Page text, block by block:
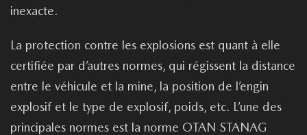
inexacte.
La protection contre les explosions est quant à elle
certifiée par d’autres normes, qui régissent la distance
entre le véhicule et la mine, la position de l’engin
explosif et le type de explosif, poids, etc. L’une des
principales normes est la norme OTAN STANAG